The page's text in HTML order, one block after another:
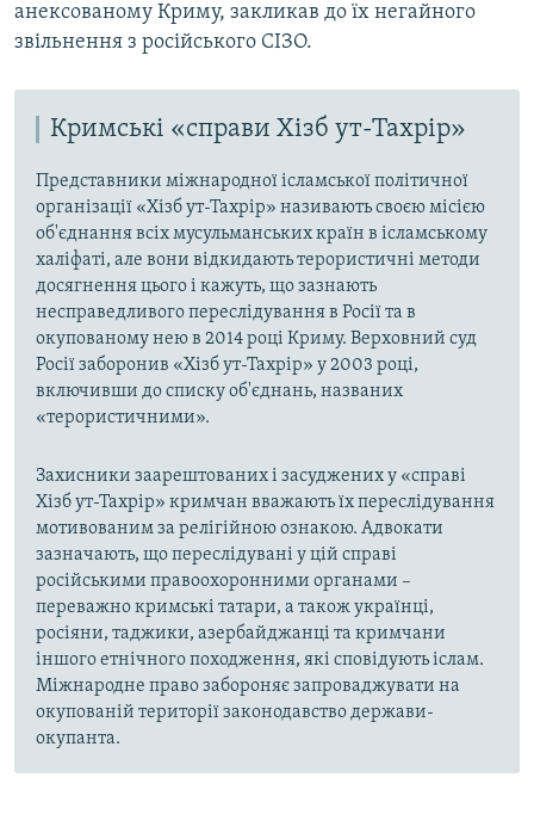
анексованому Криму, закликав до їх негайного
звільнення з російського СІЗО.
Кримські «справи Хізб ут-Тахрір»
Представники міжнародної ісламської політичної
організації «Хізб ут-Тахрір» називають своєю місією
об'єднання всіх мусульманських країн в ісламському
халіфаті, але вони відкидають терористичні методи
досягнення цього і кажуть, що зазнають
несправедливого переслідування в Росії та в
окупованому нею в 2014 році Криму. Верховний суд
Росії заборонив «Хізб ут-Тахрір» у 2003 році,
включивши до списку об'єднань, названих
«терористичними».
Захисники заарештованих і засуджених у «справі
Хізб ут-Тахрір» кримчан вважають їх переслідування
мотивованим за релігійною ознакою. Адвокати
зазначають, що переслідувані у цій справі
російськими правоохоронними органами –
переважно кримські татари, а також українці,
росіяни, таджики, азербайджанці та кримчани
іншого етнічного походження, які сповідують іслам.
Міжнародне право забороняє запроваджувати на
окупованій території законодавство держави-
окупанта.